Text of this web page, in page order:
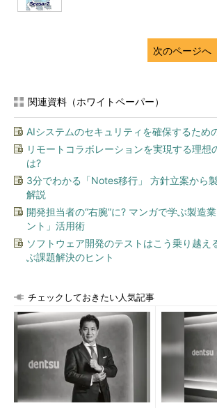
次のページへ
関連資料（ホワイトペーパー）
AIシステムのセキュリティを確保するため
リモートコラボレーションを実現する理想
は?
3分でわかる「Notes移行」 方針立案から
解説
開発担当者の“右腕”に? マンガで学ぶ製造
ント」活用術
ソフトウェア開発のテストはこう乗り越え
ぶ課題解決のヒント
チェックしておきたい人気記事